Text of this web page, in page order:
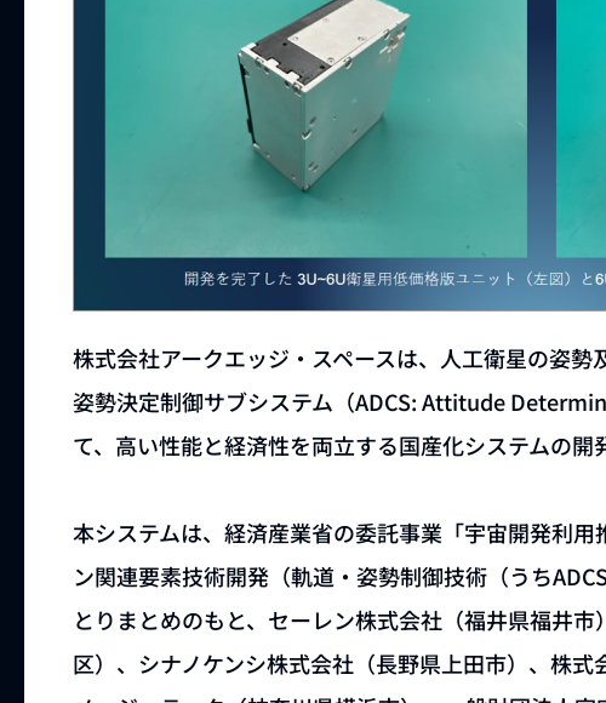
株式会社アークエッジ・スペースは、人工衛星の姿
姿勢決定制御サブシステム（ADCS: Attitude
て、高い性能と経済性を両立する国産化システムの開
本システムは、経済産業省の委託事業「宇宙開発利
ン関連要素技術開発（軌道・姿勢制御技術（うち
とりまとめのもと、セーレン株式会社（福井県福井
区）、シナノケンシ株式会社（長野県上田市）、株